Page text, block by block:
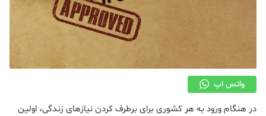
واتس اپ
در هنگام ورود به هر کشوری برای برطرف کردن نیازهای زندگی، اولین